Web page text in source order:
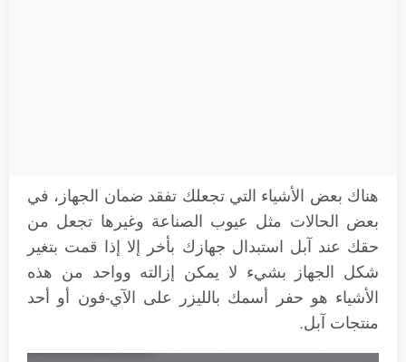
هناك بعض الأشياء التي تجعلك تفقد ضمان الجهاز، في
بعض الحالات مثل عيوب الصناعة وغيرها تجعل من
حقك عند آبل استبدال جهازك بأخر إلا إذا قمت بتغير
شكل الجهاز بشيء لا يمكن إزالته وواحد من هذه
الأشياء هو حفر أسمك بالليزر على الآي-فون أو أحد
منتجات آبل.